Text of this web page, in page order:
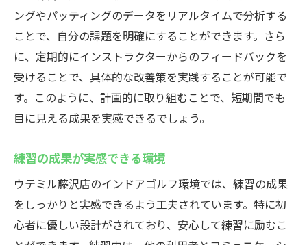
ングやパッティングのデータをリアルタイムで分析する
ことで、自分の課題を明確にすることができます。さら
に、定期的にインストラクターからのフィードバックを
受けることで、具体的な改善策を実践することが可能で
す。このように、計画的に取り組むことで、短期間でも
目に見える成果を実感できるでしょう。
練習の成果が実感できる環境
ウテミル藤沢店のインドアゴルフ環境では、練習の成果
をしっかりと実感できるよう工夫されています。特に初
心者に優しい設計がされており、安心して練習に励むこ